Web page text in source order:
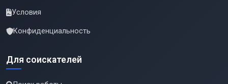
Условия
Конфиденциальность
Для соискателей